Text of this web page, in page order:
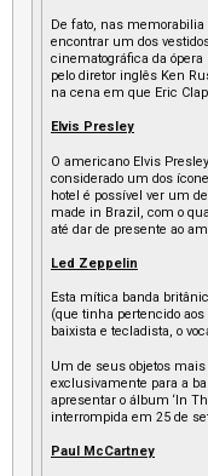
De fato, nas memorabilia
encontrar um dos
cinematográfica da
pelo diretor inglês Ken
na cena em que Eric
Elvis Presley
O americano Elvis
considerado um dos
hotel é possível ver um
made in Brazil, com o
até dar de presente ao
Led Zeppelin
Esta mítica banda
(que tinha pertencido
baixista e tecladista, o
Um de seus objetos mais
exclusivamente para a
apresentar o álbum ‘In
interrompida em 25 de
Paul McCartney